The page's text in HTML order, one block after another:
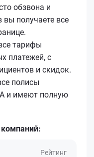
обзвона и
вы получаете все
тарифы
платежей, с
и скидок.
полисы
и имеют полную
компаний:
Рейтинг